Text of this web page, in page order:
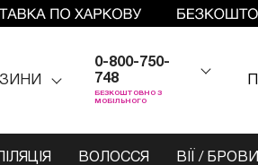
0-800-750-
748
БЕЗКОШТОВНО З
МОБІЛЬНОГО
ВОЛОССЯ ВІЇ / БРОВИ